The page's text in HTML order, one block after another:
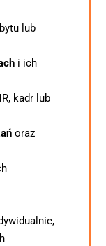
lub
i ich
kadr lub
oraz